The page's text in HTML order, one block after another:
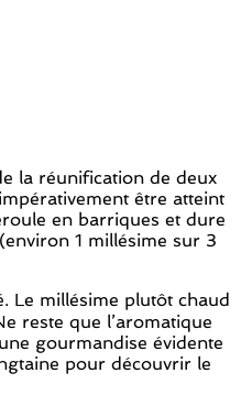
la réunification de deux
être atteint
en barriques et dure
1 millésime sur 3
Le millésime plutôt chaud
reste que l’aromatique
gourmandise évidente
pour découvrir le